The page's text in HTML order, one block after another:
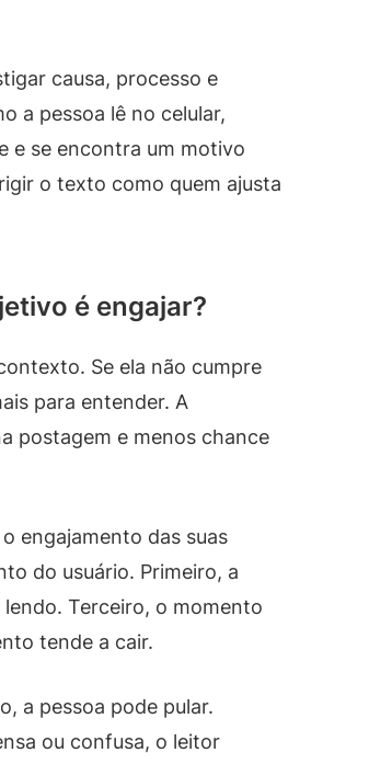
causa, processo e
a pessoa lê no celular,
e se encontra um motivo
o texto como quem ajusta
é engajar?
Se ela não cumpre
para entender. A
postagem e menos chance
engajamento das suas
do usuário. Primeiro, a
Terceiro, o momento
tende a cair.
a pessoa pode pular.
ou confusa, o leitor